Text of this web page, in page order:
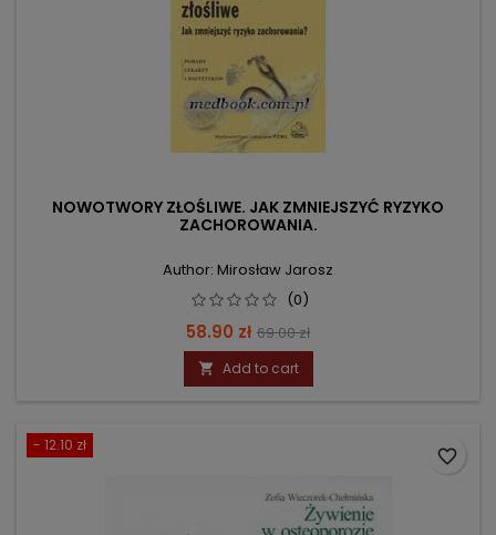
NOWOTWORY ZŁOŚLIWE. JAK ZMNIEJSZYĆ RYZYKO
ZACHOROWANIA.
Author: Mirosław Jarosz
(0)
Price
58.90 zł Regular
price
69.00 zł
 Add to cart
- 12.10 zł
favorite_border